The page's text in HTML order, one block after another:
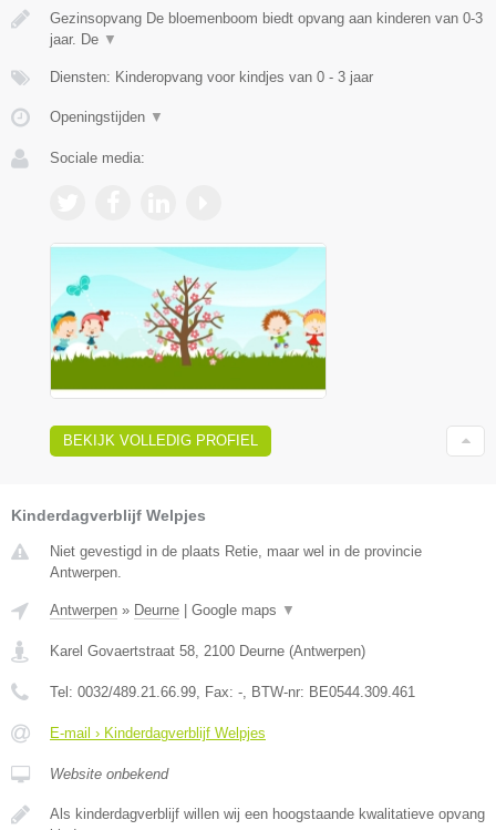
Gezinsopvang De bloemenboom biedt opvang aan kinderen van 0-3
jaar. De ▼
Diensten: Kinderopvang voor kindjes van 0 - 3 jaar
Openingstijden ▼
Sociale media:
BEKIJK VOLLEDIG PROFIEL
Kinderdagverblijf Welpjes
Niet gevestigd in de plaats Retie, maar wel in de provincie
Antwerpen.
Antwerpen » Deurne | Google maps ▼
Karel Govaertstraat 58 2100 Deurne (Antwerpen)
Tel: 0032/489.21.66.99 , Fax: - , BTW-nr: BE0544.309.461
E-mail › Kinderdagverblijf Welpjes
Website onbekend
Als kinderdagverblijf willen wij een hoogstaande kwalitatieve opvang